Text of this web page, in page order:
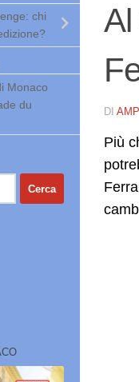
DI
Più
chi
Monaco
du